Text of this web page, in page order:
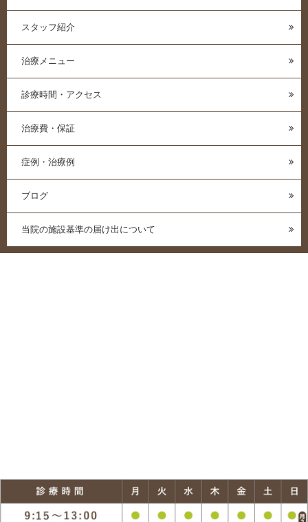
スタッフ紹介
治療メニュー
診療時間・アクセス
治療費・保証
症例・治療例
ブログ
当院の施設基準の届け出について